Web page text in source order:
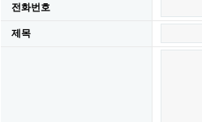
전화번호
제목